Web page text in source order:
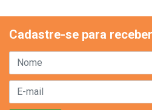
Cadastre-se para